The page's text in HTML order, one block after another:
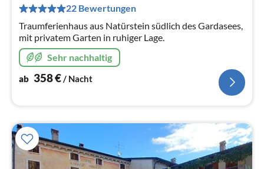
22 Bewertungen
Traumferienhaus aus Natürstein südlich des Gardasees,
mit privatem Garten in ruhiger Lage.
Sehr nachhaltig
ab 358€/ Nacht